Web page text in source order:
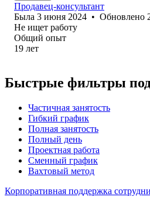
Продавец-консультант
Была 3 июня 2024 • Обновлено
Не ищет работу
Общий опыт
19 лет
Быстрые фильтры
Частичная занятость
Гибкий график
Полная занятость
Полный день
Проектная работа
Сменный график
Вахтовый метод
Корпоративная поддержка